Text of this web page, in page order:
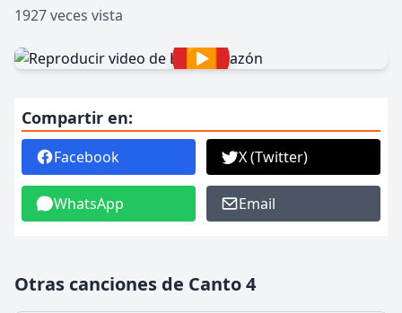
1927 veces vista
▶
Compartir en:
Facebook X (Twitter)
WhatsApp Email
Otras canciones de Canto 4